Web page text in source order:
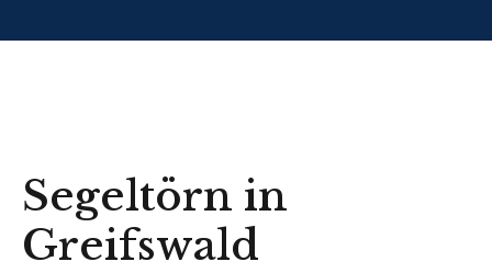
Segeltörn in
Greifswald